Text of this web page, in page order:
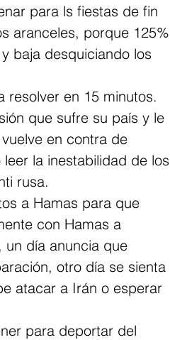
para ls fiestas de fin
aranceles, porque 125%
baja desquiciando los
resolver en 15 minutos.
que sufre su país y le
en contra de
la inestabilidad de los
rusa.
a Hamas para que
con Hamas a
un día anuncia que
otro día se sienta
atacar a Irán o esperar
para deportar del